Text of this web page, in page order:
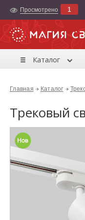
Просмотрено 1
Каталог
Главная Каталог
Трековый